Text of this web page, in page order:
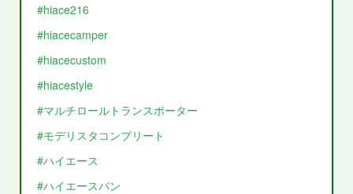
#hiace216
#hiacecamper
#hiacecustom
#hiacestyle
#マルチロールトランスポーター
#モデリスタコンプリート
#ハイエース
#ハイエースバン